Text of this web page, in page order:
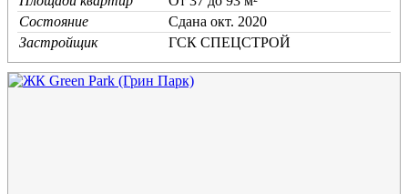
Состояние
Cдана окт. 2020
Застройщик
ГСК СПЕЦСТРОЙ